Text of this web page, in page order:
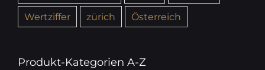
Wertziffer
zürich Österreich
Produkt-Kategorien A-Z